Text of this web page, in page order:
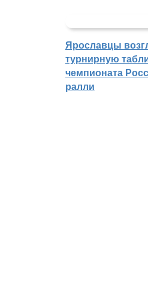
Ярославцы
турнирную
чемпионата
ралли